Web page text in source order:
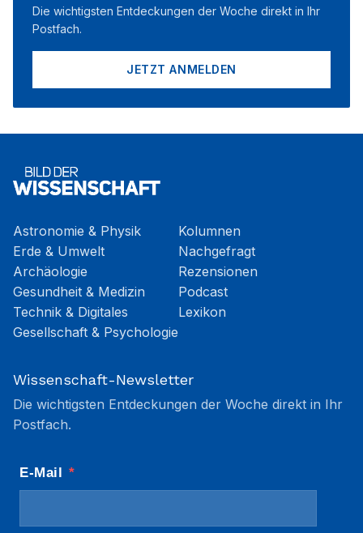
Die wichtigsten Entdeckungen der Woche direkt in Ihr
Postfach.
JETZT ANMELDEN
Astronomie & Physik
Erde & Umwelt
Archäologie
Gesundheit & Medizin
Technik & Digitales
Gesellschaft & Psychologie
Kolumnen
Nachgefragt
Rezensionen
Podcast
Lexikon
Wissenschaft-Newsletter
Die wichtigsten Entdeckungen der Woche direkt in Ihr
Postfach.